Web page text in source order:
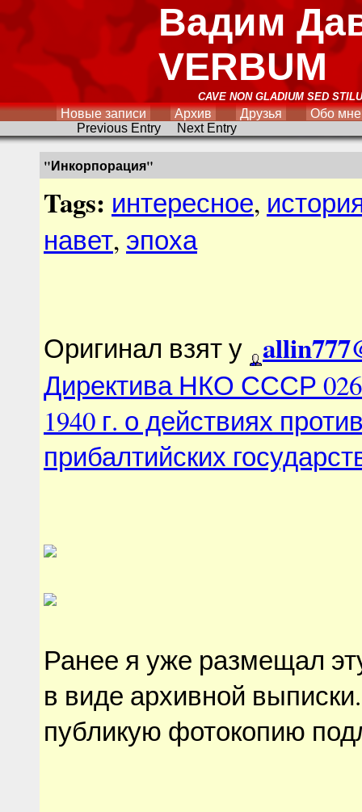
Вадим
VERBUM
CAVE NON GLADIUM SED
Новые записи Архив Друзья
Обо мне
Previous Entry
Next Entry
"Инкорпорация"
Tags: интересное,
навет, эпоха
Оригинал взят у
Директива НКО СССР
1940 г. о действиях
прибалтийских
Ранее я уже размещал
в виде архивной
публикую фотокопию